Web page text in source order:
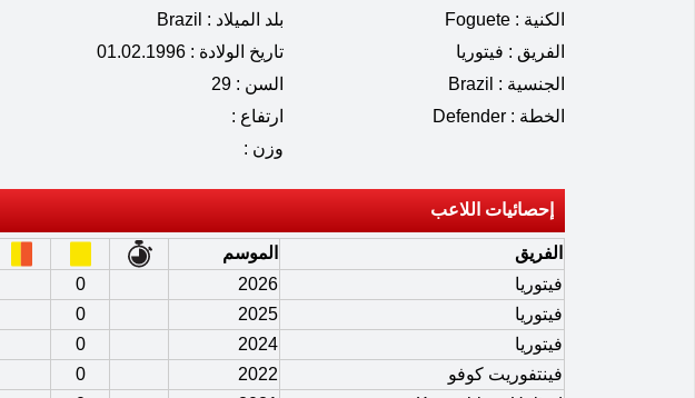
الكنية : Foguete
الفريق : فيتوريا
الجنسية : Brazil
الخطة : Defender
بلد الميلاد : Brazil
تاريخ الولادة : 01.02.1996
السن : 29
ارتفاع :
وزن :
إحصائيات اللاعب
الفريق
الموسم
فيتوريا
2026
0
فيتوريا
2025
0
فيتوريا
2024
0
فينتفوريت كوفو
2022
0